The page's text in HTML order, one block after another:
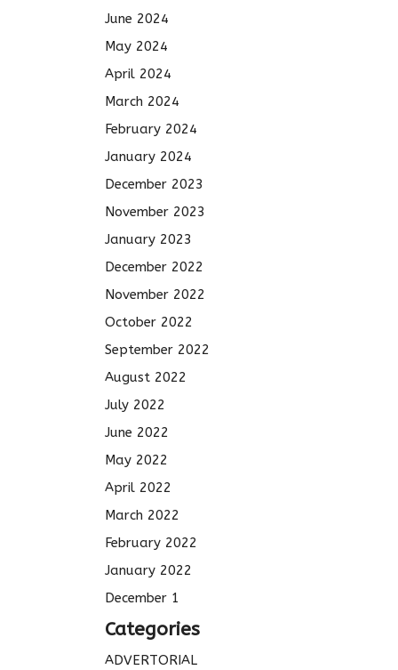
June 2024
May 2024
April 2024
March 2024
February 2024
January 2024
December 2023
November 2023
January 2023
December 2022
November 2022
October 2022
September 2022
August 2022
July 2022
June 2022
May 2022
April 2022
March 2022
February 2022
January 2022
December 1
Categories
ADVERTORIAL